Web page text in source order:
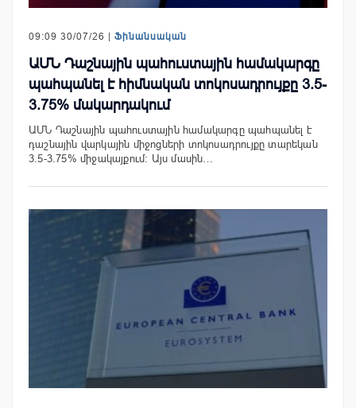
09:09 30/07/26 | Ֆինանսական
ԱՄՆ Դաշնային պահուստային համակարգը
պահպանել է հիմնական տոկոսադրույքը 3.5-
3.75% մակարդակում
ԱՄՆ Դաշնային պահուստային համակարգը պահպանել է
դաշնային վարկային միջոցների տոկոսադրույքը տարեկան
3.5-3.75% միջակայքում: Այս մասին…